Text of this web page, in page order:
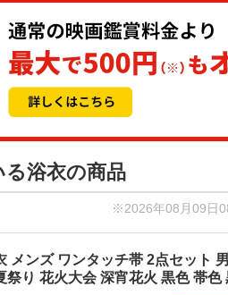
浴衣の商品
※2026年08月09日
メンズ ワンタッチ帯 2点セット
祭り 花火大会 深宵花火 黒色 帯色